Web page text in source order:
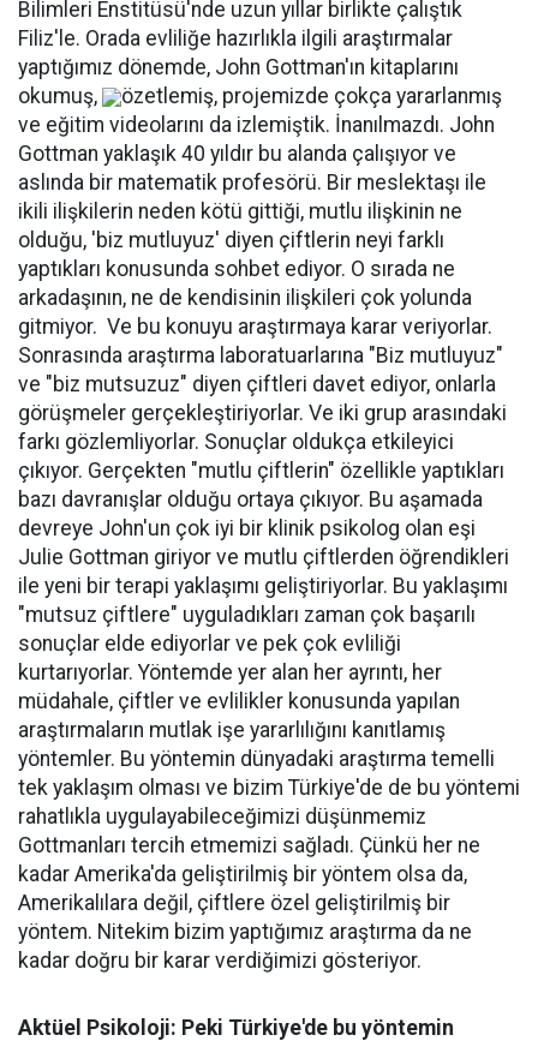
Bilimleri Enstitüsü'nde uzun yıllar birlikte çalıştık
Filiz'le. Orada evliliğe hazırlıkla ilgili araştırmalar
yaptığımız dönemde, John Gottman'ın kitaplarını
okumuş,
özetlemiş, projemizde çokça yararlanmış
ve eğitim videolarını da izlemiştik. İnanılmazdı. John
Gottman yaklaşık 40 yıldır bu alanda çalışıyor ve
aslında bir matematik profesörü. Bir meslektaşı ile
ikili ilişkilerin neden kötü gittiği, mutlu ilişkinin ne
olduğu, 'biz mutluyuz' diyen çiftlerin neyi farklı
yaptıkları konusunda sohbet ediyor. O sırada ne
arkadaşının, ne de kendisinin ilişkileri çok yolunda
gitmiyor. Ve bu konuyu araştırmaya karar veriyorlar.
Sonrasında araştırma laboratuarlarına "Biz mutluyuz"
ve "biz mutsuzuz" diyen çiftleri davet ediyor, onlarla
görüşmeler gerçekleştiriyorlar. Ve iki grup arasındaki
farkı gözlemliyorlar. Sonuçlar oldukça etkileyici
çıkıyor. Gerçekten "mutlu çiftlerin" özellikle yaptıkları
bazı davranışlar olduğu ortaya çıkıyor. Bu aşamada
devreye John'un çok iyi bir klinik psikolog olan eşi
Julie Gottman giriyor ve mutlu çiftlerden öğrendikleri
ile yeni bir terapi yaklaşımı geliştiriyorlar. Bu yaklaşımı
"mutsuz çiftlere" uyguladıkları zaman çok başarılı
sonuçlar elde ediyorlar ve pek çok evliliği
kurtarıyorlar. Yöntemde yer alan her ayrıntı, her
müdahale, çiftler ve evlilikler konusunda yapılan
araştırmaların mutlak işe yararlılığını kanıtlamış
yöntemler. Bu yöntemin dünyadaki araştırma temelli
tek yaklaşım olması ve bizim Türkiye'de de bu yöntemi
rahatlıkla uygulayabileceğimizi düşünmemiz
Gottmanları tercih etmemizi sağladı. Çünkü her ne
kadar Amerika'da geliştirilmiş bir yöntem olsa da,
Amerikalılara değil, çiftlere özel geliştirilmiş bir
yöntem. Nitekim bizim yaptığımız araştırma da ne
kadar doğru bir karar verdiğimizi gösteriyor.
Aktüel Psikoloji: Peki Türkiye'de bu yöntemin